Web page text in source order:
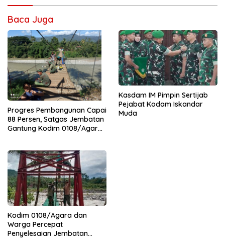
Baca Juga
Progres Pembangunan Capai
88 Persen, Satgas Jembatan
Gantung Kodim 0108/Agara
Kasdam IM Pimpin Sertijab
Pejabat Kodam Iskandar
Muda
Kodim 0108/Agara dan
Warga Percepat
Penyelesaian Jembatan